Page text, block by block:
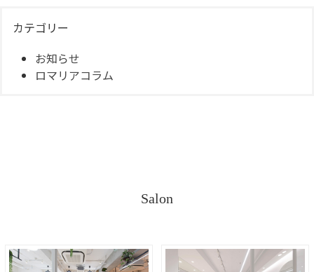
カテゴリー
お知らせ
ロマリアコラム
Salon